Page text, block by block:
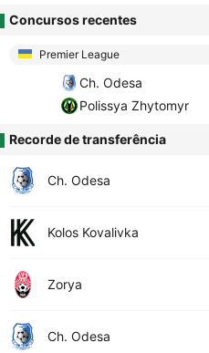
Concursos recentes
Premier League
Ch. Odesa
Polissya Zhytomyr
Recorde de transferência
Ch. Odesa
Kolos Kovalivka
Zorya
Ch. Odesa